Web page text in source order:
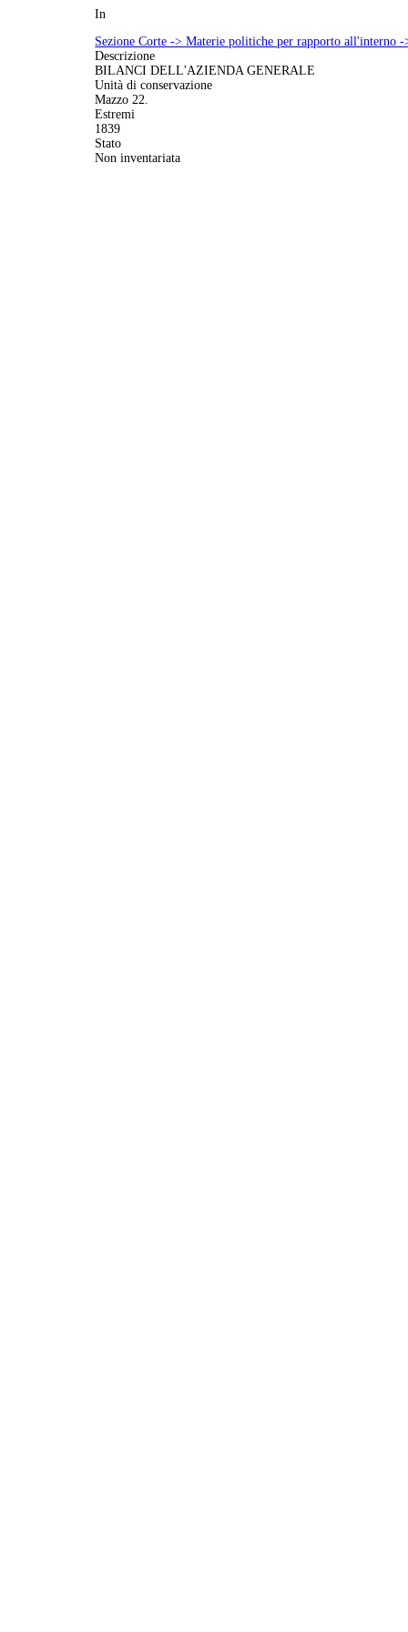
In
Sezione Corte -> Materie politiche per rapporto all'interno -
Descrizione
BILANCI DELL'AZIENDA GENERALE
Unità di conservazione
Mazzo 22.
Estremi
1839
Stato
Non inventariata